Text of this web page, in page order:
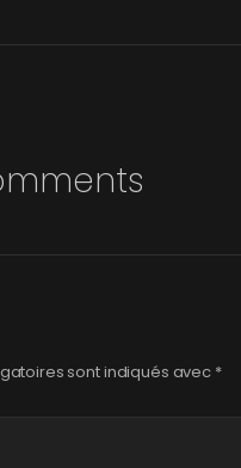
sont indiqués avec *